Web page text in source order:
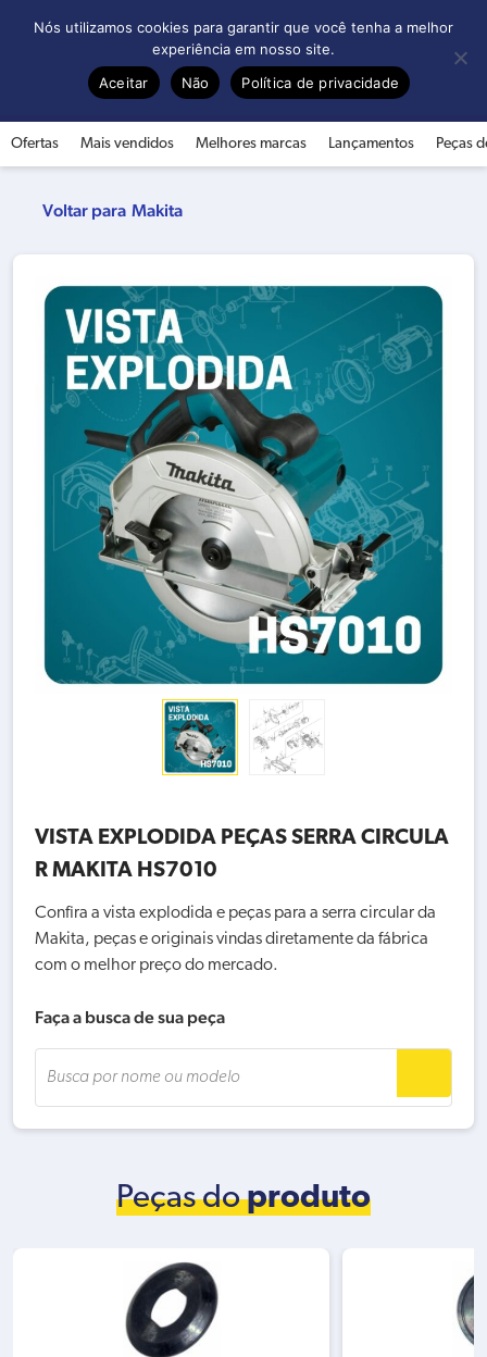
Ofertas Mais vendidos Melhores marcas Lançamentos Peças
Makita
VISTA EXPLODIDA PEÇAS SERRA CIRCULA
R MAKITA HS7010
Confira a vista explodida e peças para a serra circular da
Makita, peças e originais vindas diretamente da fábrica
com o melhor preço do mercado.
Faça a busca de sua peça
Peças doproduto
Nós utilizamos cookies para garantir que você tenha a melhor
experiência em nosso site.
Aceitar
Não Política de privacidade